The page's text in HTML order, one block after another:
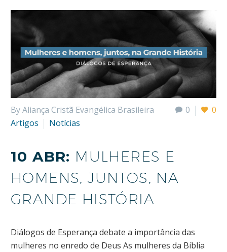
0 0
By Aliança Cristã Evangélica Brasileira
Artigos
Notícias
10 ABR: MULHERES E
HOMENS, JUNTOS, NA
GRANDE HISTÓRIA
Diálogos de Esperança debate a importância das
mulheres no enredo de Deus As mulheres da Bíblia